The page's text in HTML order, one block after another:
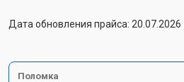
Дата обновления прайса: 20.07.2026
Поломка